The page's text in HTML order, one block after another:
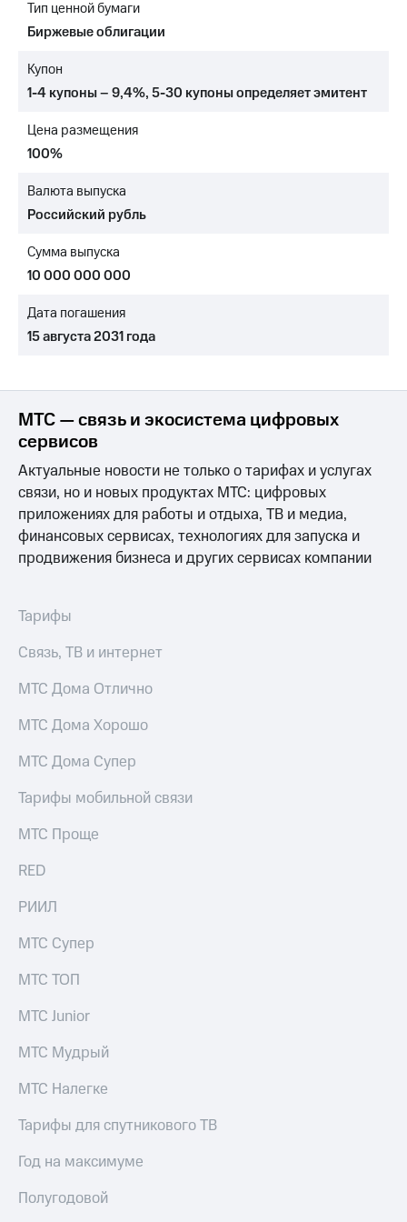
МТС
Контакты
в
регионе
и акционерам
управление
секретарь
информации
Информация
акционерам
Документы
ПАО
"МТС"
Собрания
акционеров
Личный
Контроль
аудит
акций
Описание
Программа
приобретения
Порядок
акций
Еврооблигации-2023
о
именных
Другое
Регистратор
Контакты
развитие
деловая этика
На главную
Тип ценной бумаги
Биржевые облигации
Купон
1-4 купоны – 9,4%,5-30 купоныопределяет эмитент
Цена размещения
100%
Валюта выпуска
Российский рубль
Сумма выпуска
10 000 000 000
Дата погашения
15 августа 2031 года
МТС — связь и экосистема цифровых
сервисов
Актуальные новости не только о тарифах и услугах
связи, но и новых продуктах МТС: цифровых
приложениях для работы и отдыха, ТВ и медиа,
финансовых сервисах, технологиях для запуска и
продвижения бизнеса и других сервисах компании
Тарифы
Связь, ТВ и интернет
МТС Дома Отлично
МТС Дома Хорошо
МТС Дома Супер
Тарифы мобильной связи
МТС Проще
RED
РИИЛ
МТС Супер
МТС ТОП
МТС Junior
МТС Мудрый
МТС Налегке
Тарифы для спутникового ТВ
Год на максимуме
Полугодовой